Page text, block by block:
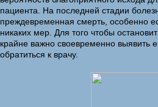
пациента. На последней стадии
преждевременная смерть, особенно
никаких мер. Для того чтобы
крайне важно своевременно выявить
обратиться к врачу.